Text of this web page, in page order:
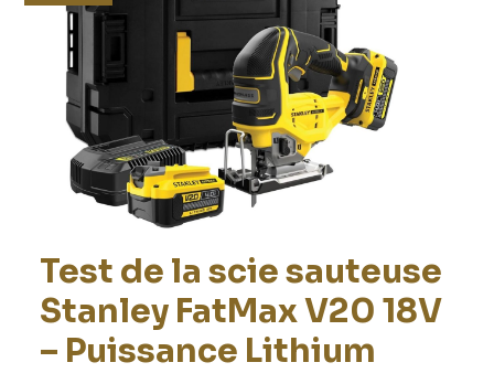
Test de la scie sauteuse
Stanley FatMax V20 18V
– Puissance Lithium